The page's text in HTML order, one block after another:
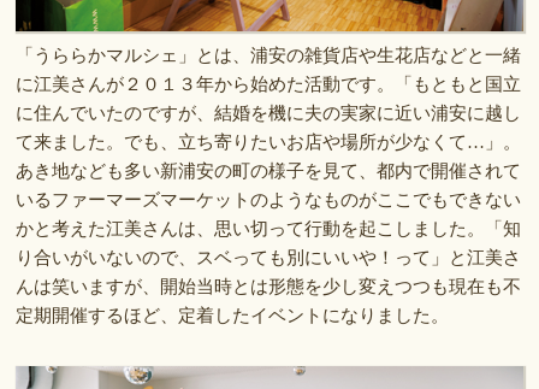
「うららかマルシェ」とは、浦安の雑貨店や生花店などと一緒
に江美さんが２０１３年から始めた活動です。「もともと国立
に住んでいたのですが、結婚を機に夫の実家に近い浦安に越し
て来ました。でも、立ち寄りたいお店や場所が少なくて…」。
あき地なども多い新浦安の町の様子を見て、都内で開催されて
いるファーマーズマーケットのようなものがここでもできない
かと考えた江美さんは、思い切って行動を起こしました。「知
り合いがいないので、スベっても別にいいや！って」と江美さ
んは笑いますが、開始当時とは形態を少し変えつつも現在も不
定期開催するほど、定着したイベントになりました。